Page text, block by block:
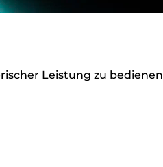
Leistung zu bedienen